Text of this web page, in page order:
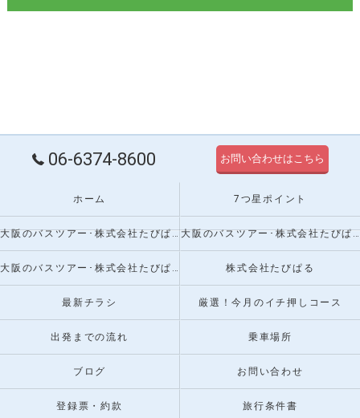
06-6374-8600 お問い合わせはこちら
ホーム 7つ星ポイント
大阪のバスツアー･株式会社たびぱるの口コミ情報 大阪のバスツアー･株式会社たびぱるの評判
大阪のバスツアー･株式会社たびぱるのお客様の声 株式会社たびぱる
最新チラシ 厳選！今月のイチ押しコース
出発までの流れ 乗車場所
ブログ お問い合わせ
登録票・約款 旅行条件書